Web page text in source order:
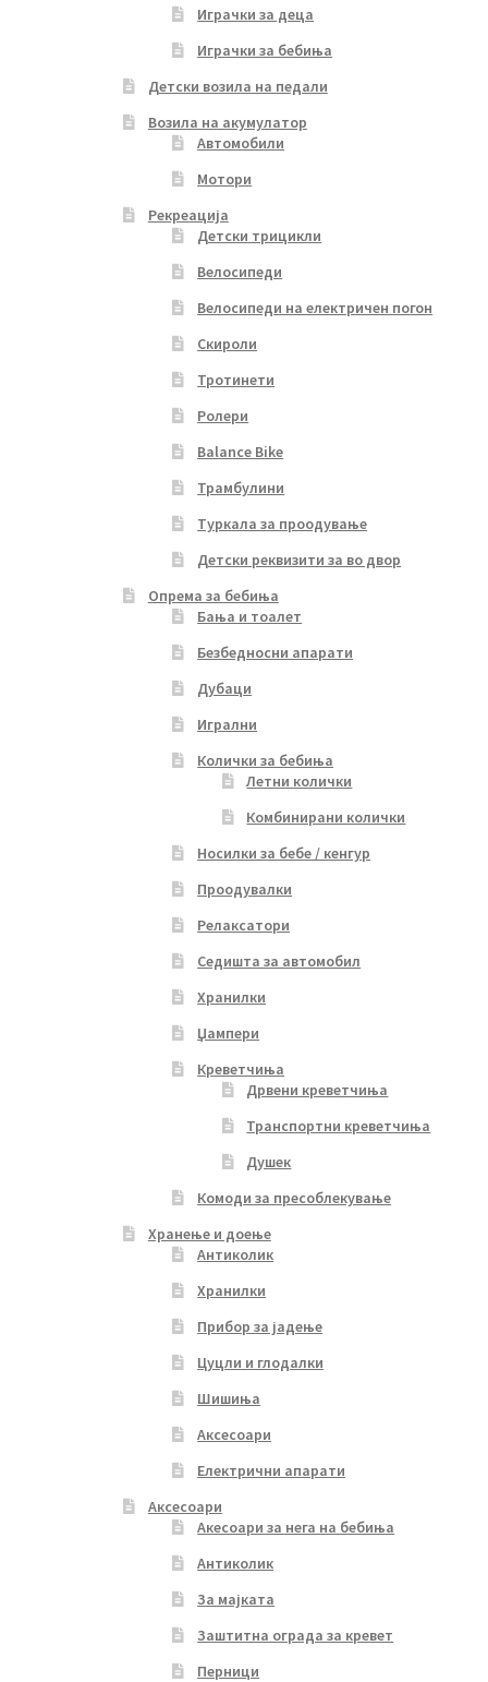
Играчки за деца
Играчки за бебиња
Детски возила на педали
Возила на акумулатор
Автомобили
Мотори
Рекреација
Детски трицикли
Велосипеди
Велосипеди на електричен погон
Скироли
Тротинети
Ролери
Balance Bike
Трамбулини
Туркала за проодување
Детски реквизити за во двор
Опрема за бебиња
Бања и тоалет
Безбедносни апарати
Дубаци
Игрални
Колички за бебиња
Летни колички
Комбинирани колички
Носилки за бебе / кенгур
Проодувалки
Релаксатори
Седишта за автомобил
Хранилки
Џампери
Креветчиња
Дрвени креветчиња
Транспортни креветчиња
Душек
Комоди за пресоблекување
Хранење и доење
Антиколик
Хранилки
Прибор за јадење
Цуцли и глодалки
Шишиња
Аксесоари
Електрични апарати
Аксесоари
Акесоари за нега на бебиња
Антиколик
За мајката
Заштитна ограда за кревет
Перници